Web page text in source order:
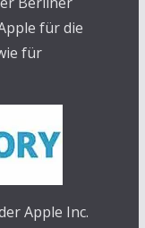
für die
für
Apple Inc.